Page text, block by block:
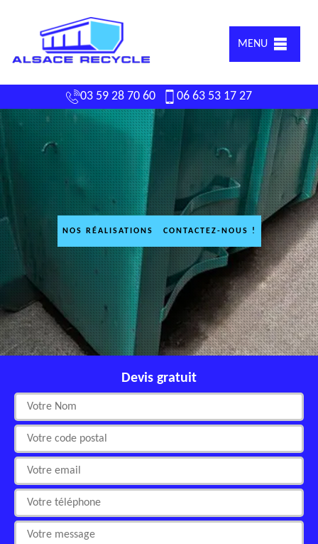
MENU
03 59 28 70 60 06 63 53 17 27
NOS RÉALISATIONS CONTACTEZ-NOUS !
Devis gratuit